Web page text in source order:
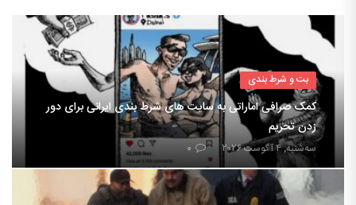
بت و شرط بندی
کمک صرافی اماراتی به سایت های شرط بندی ایرانی برای دور
زدن تحریم
سه‌شنبه, ۴ آگوست ۲۰۲۶ ۰